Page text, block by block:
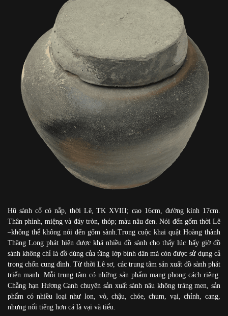
Hũ sành cổ có nắp, thời Lê, TK XVIII; cao 16cm, đường kính 17cm.
Thân phình, miệng và đáy tròn, thóp; màu nâu đen. Nói đến gốm thời Lê
–không thể không nói đến gốm sành.Trong cuộc khai quật Hoàng thành
Thăng Long phát hiện được khá nhiều đồ sành cho thấy lúc bấy giờ đồ
sành không chỉ là đồ dùng của tầng lớp bình dân mà còn được sử dụng cả
trong chốn cung đình. Từ thời Lê sơ, các trung tâm sản xuất đồ sành phát
triển mạnh. Mỗi trung tâm có những sản phẩm mang phong cách riêng.
Chẳng hạn Hương Canh chuyên sản xuất sành nâu không tráng men, sản
phẩm có nhiều loại như lon, vò, chậu, chóe, chum, vại, chỉnh, cang,
nhưng nổi tiếng hơn cả là vại và tiểu.